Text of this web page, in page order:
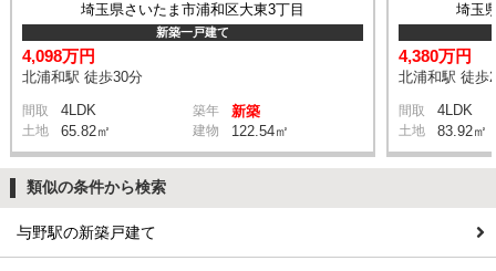
埼玉県さいたま市浦和区大東3丁目
新築一戸建て
4,098万円
北浦和駅 徒歩30分
間取 4LDK 築年 新築
土地 65.82㎡ 建物 122.54㎡
埼玉
4,380万円
北浦和駅 徒歩
間取 4LDK
土地 83.92㎡
類似の条件から検索
与野駅の新築戸建て